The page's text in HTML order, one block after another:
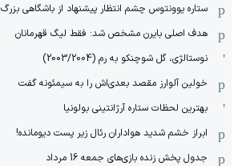
ستاره یوونتوس چشم انتظار پیشنهاد از باشگاهی بزرگ
هدف اصلی بایرن مشخص شد: فقط لیگ قهرمانان
نوستالژی، گل شوچنکو به رم (2003/2004)
خولین آلوارز مقصد بعدی‌اش را به سیمئونه گفت
بهترین لحظات ستاره آرژانتینی بولونیا
ابراز خشم شدید هواداران رئال زیر پست دیومانده!
جدول پخش زنده بازی‌های جمعه 16 مرداد